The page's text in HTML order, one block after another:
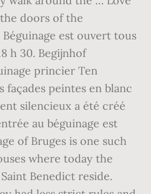
doors of the
est ouvert tous
h 30. Begijnhof
princier Ten
façades peintes en blanc
silencieux a été créé
au béguinage est
of Bruges is one such
where today the
Benedict reside.